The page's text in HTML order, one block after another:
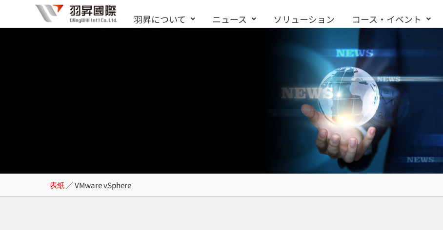
容
羽昇について ニュース ソリューション コース・イベント
VMware vSphere
表紙 ／VMware vSphere